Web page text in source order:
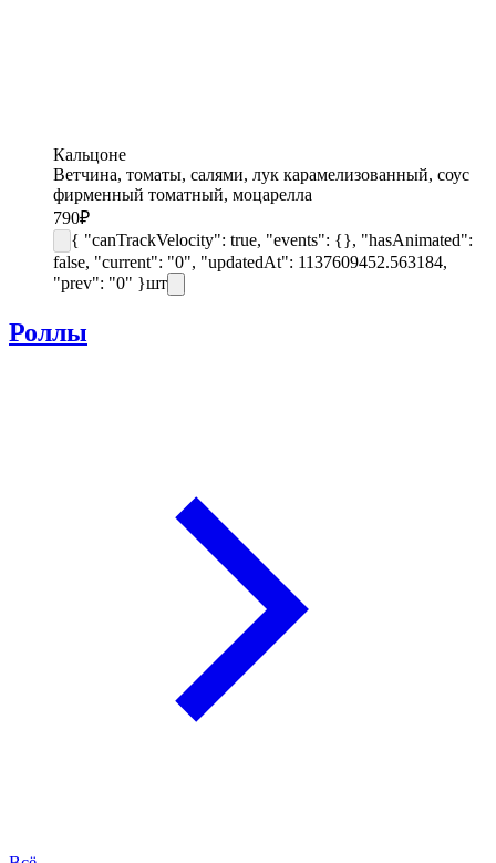
Кальцоне
Ветчина, томаты, салями, лук карамелизованный, соус
фирменный томатный, моцарелла
790₽
{ "canTrackVelocity": true, "events": {}, "hasAnimated":
false, "current": "0", "updatedAt": 1137609452.563184,
"prev": "0" }шт
Роллы